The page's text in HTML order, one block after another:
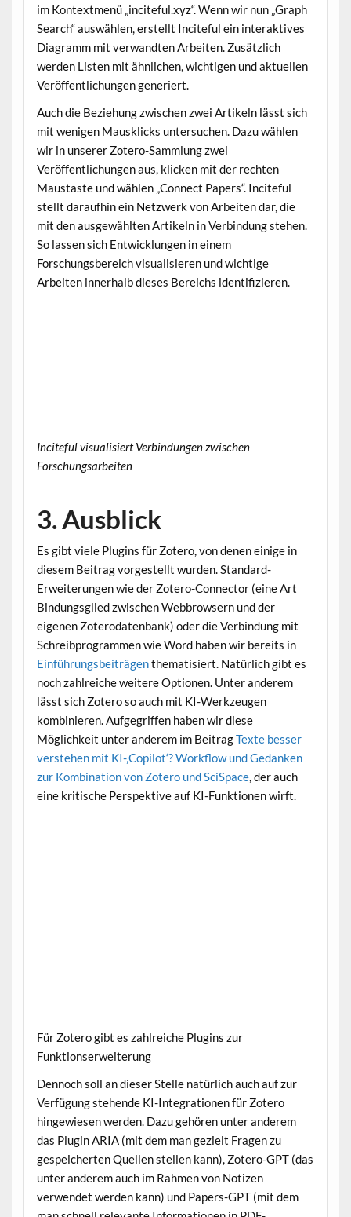
im Kontextmenü „inciteful.xyz“. Wenn wir nun „Graph
Search“ auswählen, erstellt Inciteful ein interaktives
Diagramm mit verwandten Arbeiten. Zusätzlich
werden Listen mit ähnlichen, wichtigen und aktuellen
Veröffentlichungen generiert.
Auch die Beziehung zwischen zwei Artikeln lässt sich
mit wenigen Mausklicks untersuchen. Dazu wählen
wir in unserer Zotero-Sammlung zwei
Veröffentlichungen aus, klicken mit der rechten
Maustaste und wählen „Connect Papers“. Inciteful
stellt daraufhin ein Netzwerk von Arbeiten dar, die
mit den ausgewählten Artikeln in Verbindung stehen.
So lassen sich Entwicklungen in einem
Forschungsbereich visualisieren und wichtige
Arbeiten innerhalb dieses Bereichs identifizieren.
Inciteful visualisiert Verbindungen zwischen
Forschungsarbeiten
3. Ausblick
Es gibt viele Plugins für Zotero, von denen einige in
diesem Beitrag vorgestellt wurden. Standard-
Erweiterungen wie der Zotero-Connector (eine Art
Bindungsglied zwischen Webbrowsern und der
eigenen Zoterodatenbank) oder die Verbindung mit
Schreibprogrammen wie Word haben wir bereits in
Einführungsbeiträgenthematisiert. Natürlich gibt es
noch zahlreiche weitere Optionen. Unter anderem
lässt sich Zotero so auch mit KI-Werkzeugen
kombinieren. Aufgegriffen haben wir diese
Möglichkeit unter anderem im BeitragTexte besser
verstehen mit KI-‚Copilot‘? Workflow und Gedanken
zur Kombination von Zotero und SciSpace, der auch
eine kritische Perspektive auf KI-Funktionen wirft.
Für Zotero gibt es zahlreiche Plugins zur
Funktionserweiterung
Dennoch soll an dieser Stelle natürlich auch auf zur
Verfügung stehende KI-Integrationen für Zotero
hingewiesen werden. Dazu gehören unter anderem
das Plugin ARIA (mit dem man gezielt Fragen zu
gespeicherten Quellen stellen kann), Zotero-GPT (das
unter anderem auch im Rahmen von Notizen
verwendet werden kann) und Papers-GPT (mit dem